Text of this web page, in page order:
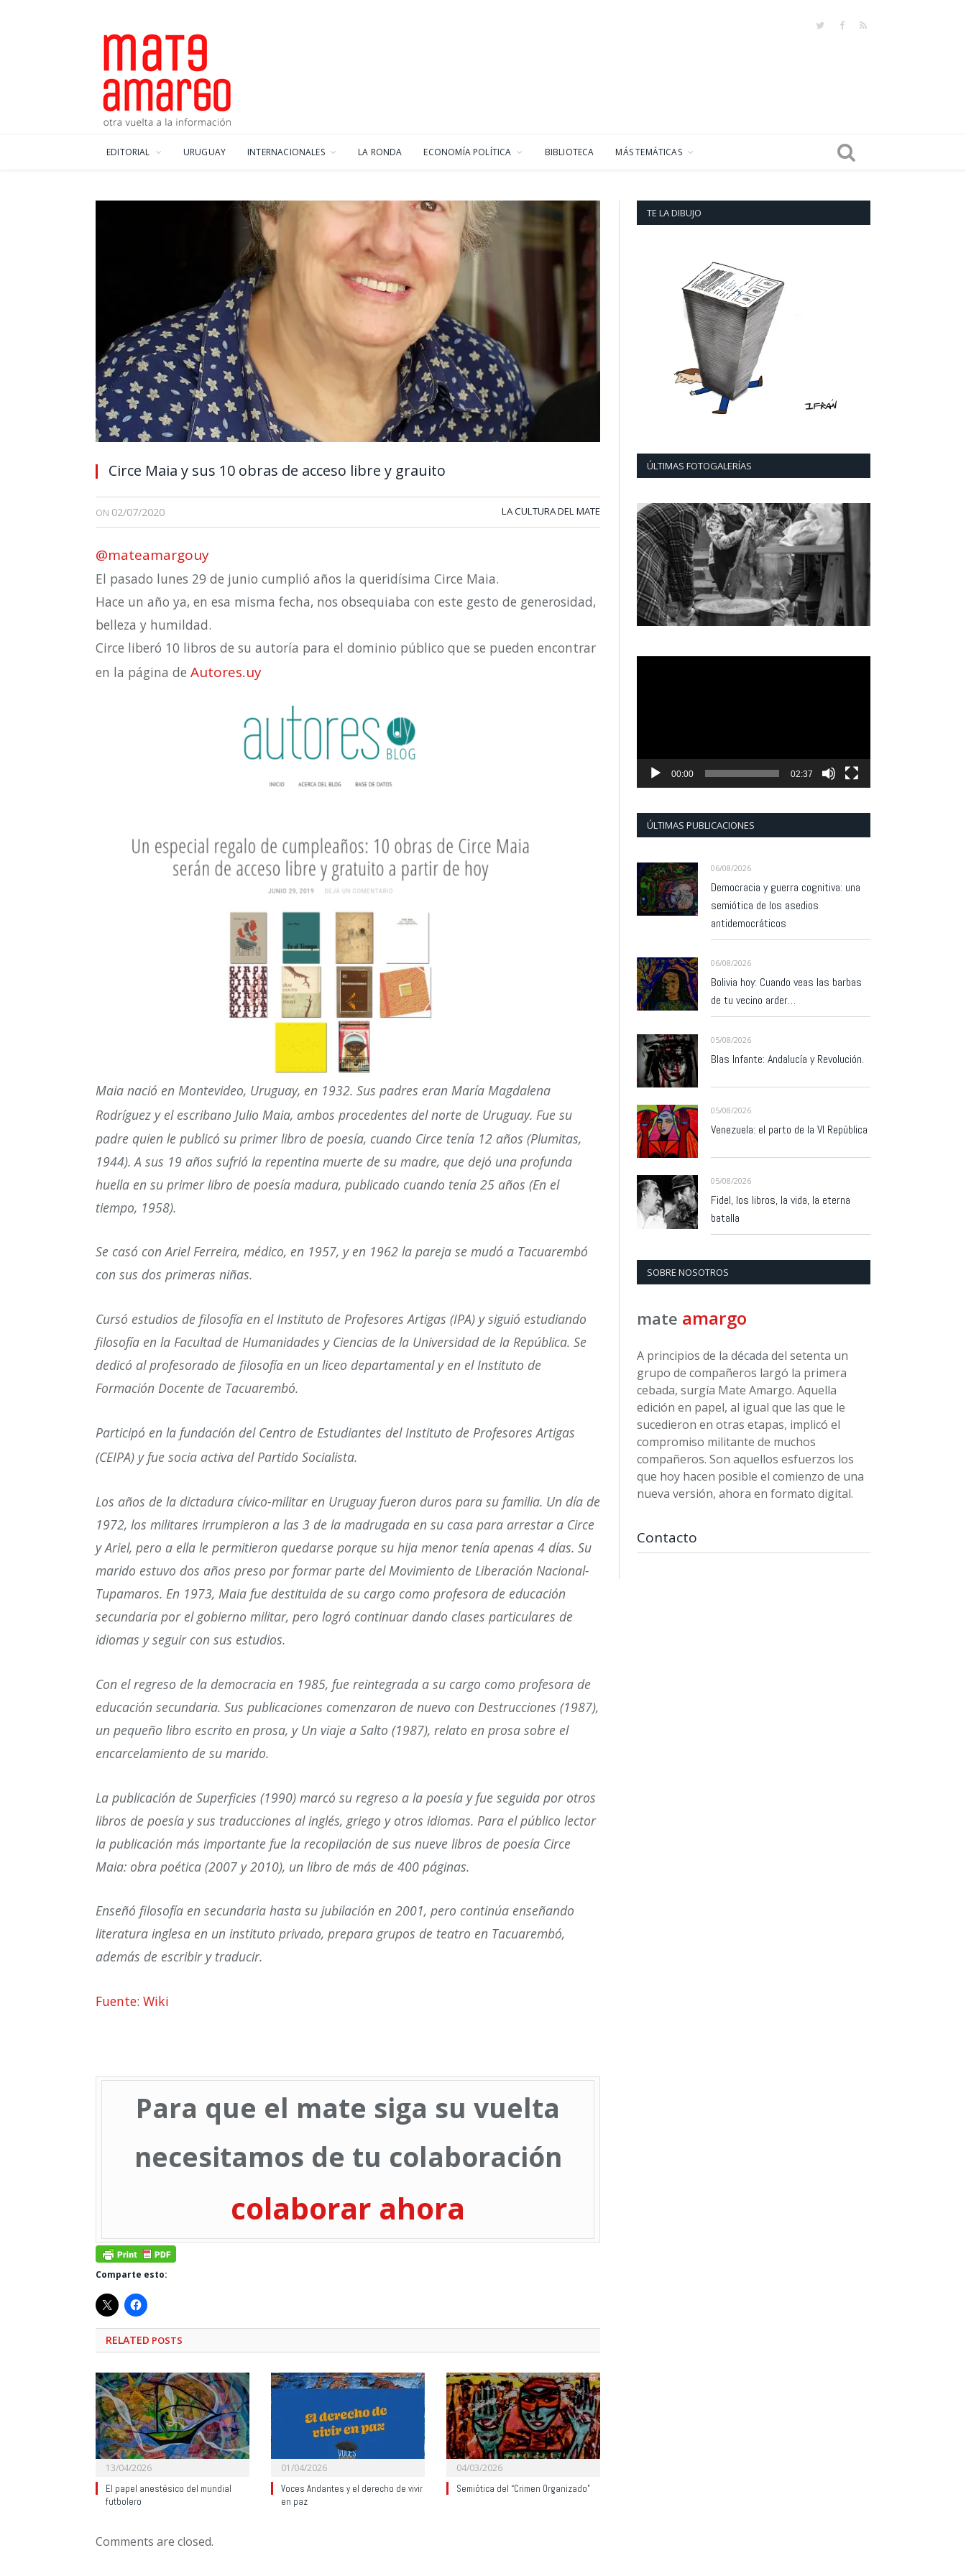
TwitterFacebook
RSS
EDITORIAL URUGUAY INTERNACIONALES LA RONDA ECONOMÍA POLÍTICA BIBLIOTECA MÁS TEMÁTICAS
Circe Maia y sus 10 obras de acceso libre y grauito
ON 02/07/2020 LA CULTURA DEL MATE
@mateamargouy
El pasado lunes 29 de junio cumplió años la queridísima Circe Maia.
Hace un año ya, en esa misma fecha, nos obsequiaba con este gesto de generosidad,
belleza y humildad.
Circe liberó 10 libros de su autoría para el dominio público que se pueden encontrar
en la página de Autores.uy
Maia nació en Montevideo, Uruguay, en 1932. Sus padres eran María Magdalena
Rodríguez y el escribano Julio Maia, ambos procedentes del norte de Uruguay. Fue su
padre quien le publicó su primer libro de poesía, cuando Circe tenía 12 años (Plumitas,
1944). A sus 19 años sufrió la repentina muerte de su madre, que dejó una profunda
huella en su primer libro de poesía madura, publicado cuando tenía 25 años (En el
tiempo, 1958).
Se casó con Ariel Ferreira, médico, en 1957, y en 1962 la pareja se mudó a Tacuarembó
con sus dos primeras niñas.
Cursó estudios de filosofía en el Instituto de Profesores Artigas (IPA) y siguió estudiando
filosofía en la Facultad de Humanidades y Ciencias de la Universidad de la República. Se
dedicó al profesorado de filosofía en un liceo departamental y en el Instituto de
Formación Docente de Tacuarembó.
Participó en la fundación del Centro de Estudiantes del Instituto de Profesores Artigas
(CEIPA) y fue socia activa del Partido Socialista.
Los años de la dictadura cívico-militar en Uruguay fueron duros para su familia. Un día de
1972, los militares irrumpieron a las 3 de la madrugada en su casa para arrestar a Circe
y Ariel, pero a ella le permitieron quedarse porque su hija menor tenía apenas 4 días.​ Su
marido estuvo dos años preso por formar parte del Movimiento de Liberación Nacional-
Tupamaros. En 1973, Maia fue destituida de su cargo como profesora de educación
secundaria por el gobierno militar, pero logró continuar dando clases particulares de
idiomas y seguir con sus estudios.
Con el regreso de la democracia en 1985, fue reintegrada a su cargo como profesora de
educación secundaria. Sus publicaciones comenzaron de nuevo con Destrucciones (1987),
un pequeño libro escrito en prosa, y Un viaje a Salto (1987), relato en prosa sobre el
encarcelamiento de su marido.
La publicación de Superficies (1990) marcó su regreso a la poesía y fue seguida por otros
libros de poesía y sus traducciones al inglés, griego y otros idiomas. Para el público lector
la publicación más importante fue la recopilación de sus nueve libros de poesía Circe
Maia: obra poética (2007 y 2010), un libro de más de 400 páginas.
Enseñó filosofía en secundaria hasta su jubilación en 2001, pero continúa enseñando
literatura inglesa en un instituto privado, prepara grupos de teatro en Tacuarembó,
además de escribir y traducir.
Fuente: Wiki
Para que el mate siga su vuelta
necesitamos de tu colaboración
colaborar ahora
Comparte esto:
RELATED POSTS
13/04/2026
El papel anestésico del mundial
futbolero
01/04/2026
Voces Andantes y el derecho de vivir
en paz
04/03/2026
Semiótica del “Crimen Organizado”
Comments are closed.
TE LA DIBUJO
ÚLTIMAS FOTOGALERÍAS
00:00 02:37
ÚLTIMAS PUBLICACIONES
06/08/2026
Democracia y guerra cognitiva: una
semiótica de los asedios
antidemocráticos
06/08/2026
Bolivia hoy: Cuando veas las barbas
de tu vecino arder…
05/08/2026
Blas Infante: Andalucía y Revolución.
05/08/2026
Venezuela: el parto de la VI República
05/08/2026
Fidel, los libros, la vida, la eterna
batalla
SOBRE NOSOTROS
mate amargo
A principios de la década del setenta un
grupo de compañeros largó la primera
cebada, surgía Mate Amargo. Aquella
edición en papel, al igual que las que le
sucedieron en otras etapas, implicó el
compromiso militante de muchos
compañeros. Son aquellos esfuerzos los
que hoy hacen posible el comienzo de una
nueva versión, ahora en formato digital.
Contacto